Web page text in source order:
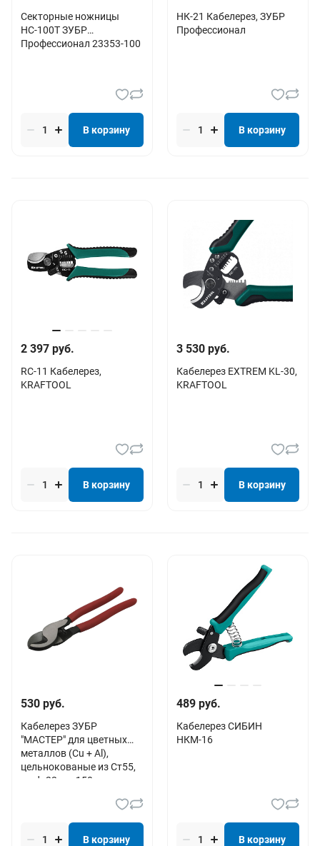
Секторные ножницы
НС-100T ЗУБР
Профессионал 23353-100
В корзину
НК-21 Кабелерез, ЗУБР
Профессионал
В корзину
2 397 руб.
RC-11 Кабелерез,
KRAFTOOL
В корзину
3 530 руб.
Кабелерез EXTREM KL-30,
KRAFTOOL
В корзину
530 руб.
Кабелерез ЗУБР
"МАСТЕР" для цветных
металлов (Cu + Al),
цельнокованые из Ст55,
до d=22мм, 150мм
В корзину
489 руб.
Кабелерез СИБИН
НКМ-16
В корзину